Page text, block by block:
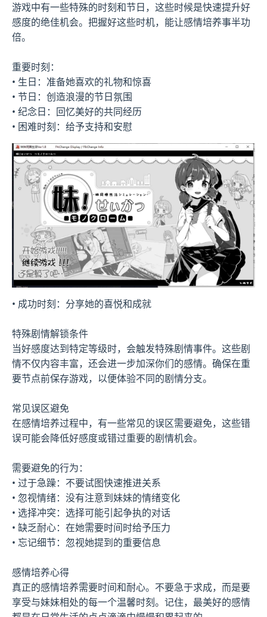
游戏中有一些特殊的时刻和节日，这些时候是快速提升好
感度的绝佳机会。把握好这些时机，能让感情培养事半功
倍。
重要时刻：
• 生日：准备她喜欢的礼物和惊喜
• 节日：创造浪漫的节日氛围
• 纪念日：回忆美好的共同经历
• 困难时刻：给予支持和安慰
• 成功时刻：分享她的喜悦和成就
特殊剧情解锁条件
当好感度达到特定等级时，会触发特殊剧情事件。这些剧
情不仅内容丰富，还会进一步加深你们的感情。确保在重
要节点前保存游戏，以便体验不同的剧情分支。
常见误区避免
在感情培养过程中，有一些常见的误区需要避免，这些错
误可能会降低好感度或错过重要的剧情机会。
需要避免的行为：
• 过于急躁：不要试图快速推进关系
• 忽视情绪：没有注意到妹妹的情绪变化
• 选择冲突：选择可能引起争执的对话
• 缺乏耐心：在她需要时间时给予压力
• 忘记细节：忽视她提到的重要信息
感情培养心得
真正的感情培养需要时间和耐心。不要急于求成，而是要
享受与妹妹相处的每一个温馨时刻。记住，最美好的感情